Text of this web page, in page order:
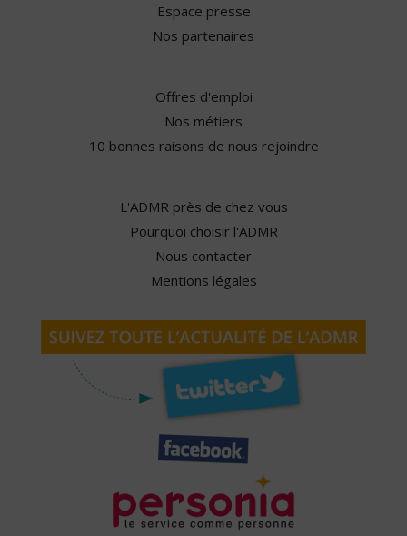
Espace presse
Nos partenaires
Offres d'emploi
Nos métiers
10 bonnes raisons de nous rejoindre
L'ADMR près de chez vous
Pourquoi choisir l'ADMR
Nous contacter
Mentions légales